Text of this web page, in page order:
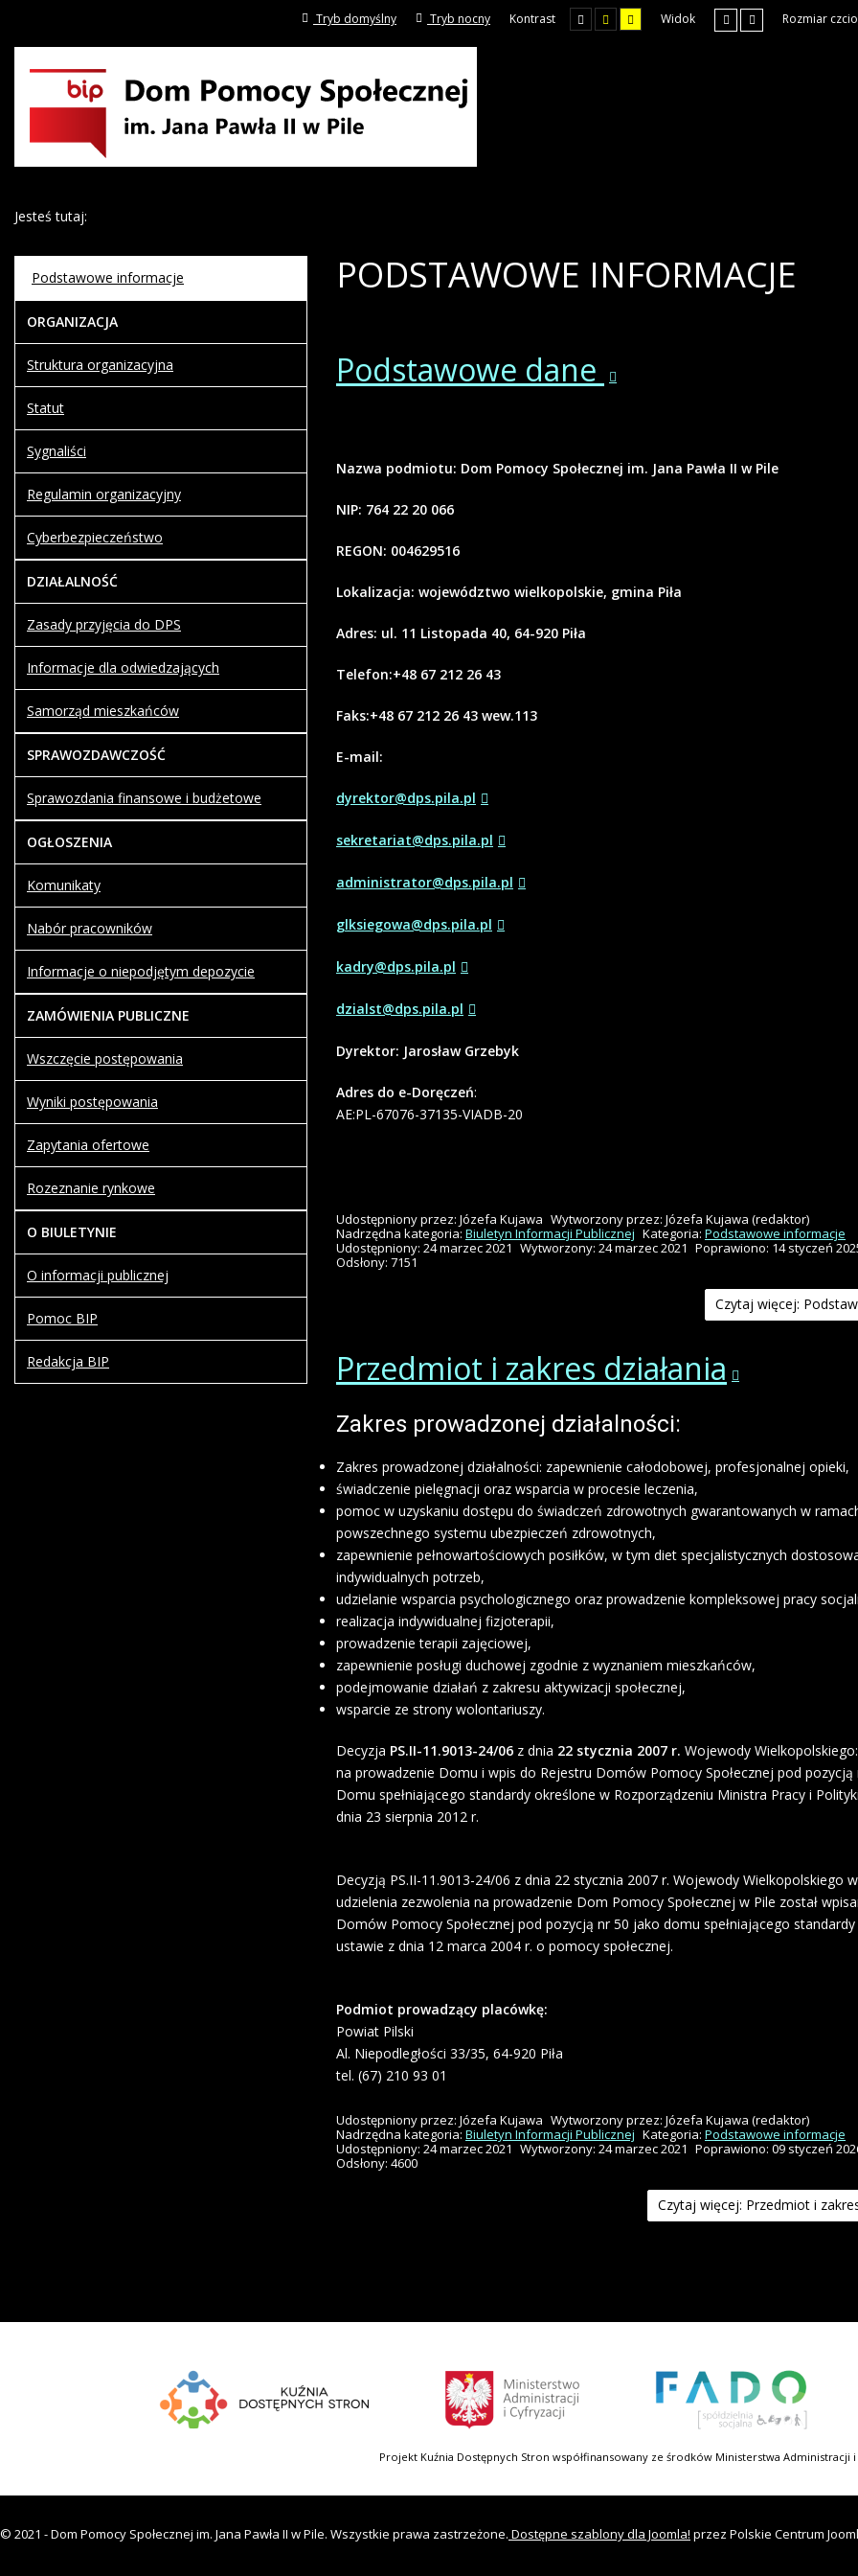
Tryb domyślny Tryb nocny Kontrast Widok Rozmiar
Jesteś tutaj:
PODSTAWOWE INFORMACJE
Podstawowe dane
Nazwa podmiotu: Dom Pomocy Społecznej im. Jana Pawła II w Pile
NIP: 764 22 20 066
REGON: 004629516
Lokalizacja: województwo wielkopolskie, gmina Piła
Adres: ul. 11 Listopada 40, 64-920 Piła
Telefon:+48 67 212 26 43
Faks:+48 67 212 26 43 wew.113
E-mail:
dyrektor@dps.pila.pl
sekretariat@dps.pila.pl
administrator@dps.pila.pl
glksiegowa@dps.pila.pl
kadry@dps.pila.pl
dzialst@dps.pila.pl
Dyrektor: Jarosław Grzebyk
Adres do e-Doręczeń:
AE:PL-67076-37135-VIADB-20
Udostępniony przez: Józefa Kujawa Wytworzony przez: Józefa Kujawa (redaktor)
Nadrzędna kategoria: Biuletyn Informacji Publicznej Kategoria: Podstawowe informacje
Udostępniony: 24 marzec 2021 Wytworzony: 24 marzec 2021 Poprawiono: 14 styczeń
Odsłony: 7151
Czytaj więcej:
Przedmiot i zakres działania
Zakres prowadzonej działalności:
Zakres prowadzonej działalności: zapewnienie całodobowej, profesjonalnej opieki,
świadczenie pielęgnacji oraz wsparcia w procesie leczenia,
pomoc w uzyskaniu dostępu do świadczeń zdrowotnych gwarantowanych w
powszechnego systemu ubezpieczeń zdrowotnych,
zapewnienie pełnowartościowych posiłków, w tym diet specjalistycznych
indywidualnych potrzeb,
udzielanie wsparcia psychologicznego oraz prowadzenie kompleksowej pracy
realizacja indywidualnej fizjoterapii,
prowadzenie terapii zajęciowej,
zapewnienie posługi duchowej zgodnie z wyznaniem mieszkańców,
podejmowanie działań z zakresu aktywizacji społecznej,
wsparcie ze strony wolontariuszy.
Decyzja PS.II-11.9013-24/06 z dnia 22 stycznia 2007 r. Wojewody
na prowadzenie Domu i wpis do Rejestru Domów Pomocy Społecznej pod
Domu spełniającego standardy określone w Rozporządzeniu Ministra Pracy i
dnia 23 sierpnia 2012 r.
Decyzją PS.II-11.9013-24/06 z dnia 22 stycznia 2007 r. Wojewody Wielkopolskiego
udzielenia zezwolenia na prowadzenie Dom Pomocy Społecznej w Pile został
Domów Pomocy Społecznej pod pozycją nr 50 jako domu spełniającego
ustawie z dnia 12 marca 2004 r. o pomocy społecznej.
Podmiot prowadzący placówkę:
Powiat Pilski
Al. Niepodległości 33/35, 64-920 Piła
tel. (67) 210 93 01
Udostępniony przez: Józefa Kujawa Wytworzony przez: Józefa Kujawa (redaktor)
Nadrzędna kategoria: Biuletyn Informacji Publicznej Kategoria: Podstawowe informacje
Udostępniony: 24 marzec 2021 Wytworzony: 24 marzec 2021 Poprawiono: 09 styczeń
Odsłony: 4600
Czytaj więcej: Przedmiot i
Podstawowe informacje
ORGANIZACJA
Struktura organizacyjna
Statut
Sygnaliści
Regulamin organizacyjny
Cyberbezpieczeństwo
DZIAŁALNOŚĆ
Zasady przyjęcia do DPS
Informacje dla odwiedzających
Samorząd mieszkańców
SPRAWOZDAWCZOŚĆ
Sprawozdania finansowe i budżetowe
OGŁOSZENIA
Komunikaty
Nabór pracowników
Informacje o niepodjętym depozycie
ZAMÓWIENIA PUBLICZNE
Wszczęcie postępowania
Wyniki postępowania
Zapytania ofertowe
Rozeznanie rynkowe
O BIULETYNIE
O informacji publicznej
Pomoc BIP
Redakcja BIP
Projekt Kuźnia Dostępnych Stron współfinansowany ze środków Ministerstwa Administracji
© 2021 - Dom Pomocy Społecznej im. Jana Pawła II w Pile. Wszystkie prawa zastrzeżone. Dostępne szablony dla Joomla! przez Polskie Centrum